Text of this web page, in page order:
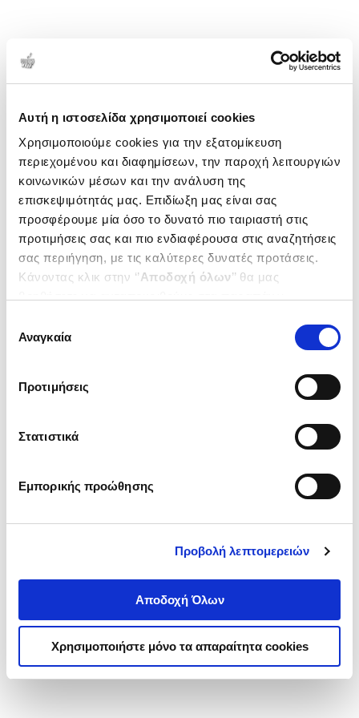
Αυτή η ιστοσελίδα χρησιμοποιεί cookies
Χρησιμοποιούμε cookies για την εξατομίκευση
περιεχομένου και διαφημίσεων, την παροχή λειτουργιών
κοινωνικών μέσων και την ανάλυση της
επισκεψιμότητάς μας. Επιδίωξη μας είναι σας
προσφέρουμε μία όσο το δυνατό πιο ταιριαστή στις
προτιμήσεις σας και πιο ενδιαφέρουσα στις αναζητήσεις
σας περιήγηση, με τις καλύτερες δυνατές προτάσεις.
Κάνοντας κλικ στην ‘’Αποδοχή όλων’’ θα μας
ενδιαφέρουν και να επιλέξετε από τα παρακάτω με την
΄΄και να ενημερωθείτε σχετικά με
συγκατάθεσης
Αναγκαία
Προτιμήσεις
Στατιστικά
Εμπορικής προώθησης
Προβολή λεπτομερειών
Αποδοχή Όλων
Χρησιμοποιήστε μόνο τα απαραίτητα cookies